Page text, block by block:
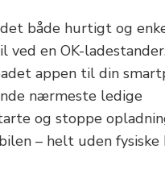
både hurtigt og
ved en OK-
appen til din
nærmeste ledige
og stoppe
– helt uden fysiske